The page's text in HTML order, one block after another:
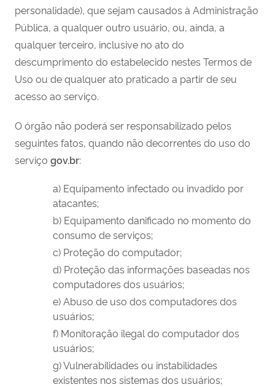
personalidade), que sejam causados à Administração
Pública, a qualquer outro usuário, ou, ainda, a
qualquer terceiro, inclusive no ato do
descumprimento do estabelecido nestes Termos de
Uso ou de qualquer ato praticado a partir de seu
acesso ao serviço.
O órgão não poderá ser responsabilizado pelos
seguintes fatos, quando não decorrentes do uso do
serviço gov.br:
a) Equipamento infectado ou invadido por
atacantes;
b) Equipamento danificado no momento do
consumo de serviços;
c) Proteção do computador;
d) Proteção das informações baseadas nos
computadores dos usuários;
e) Abuso de uso dos computadores dos
usuários;
f) Monitoração ilegal do computador dos
usuários;
g) Vulnerabilidades ou instabilidades
existentes nos sistemas dos usuários;